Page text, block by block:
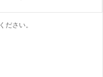
ださい。